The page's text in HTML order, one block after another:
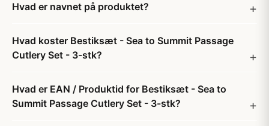
Hvad er navnet på produktet?
Hvad koster Bestiksæt - Sea to Summit Passage
Cutlery Set - 3-stk?
Hvad er EAN / Produktid for Bestiksæt - Sea to
Summit Passage Cutlery Set - 3-stk?